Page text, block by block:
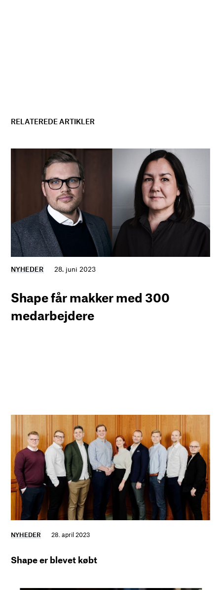
RELATEREDE ARTIKLER
NYHEDER 28. juni 2023
Shape får makker med 300
medarbejdere
NYHEDER 28. april 2023
Shape er blevet købt